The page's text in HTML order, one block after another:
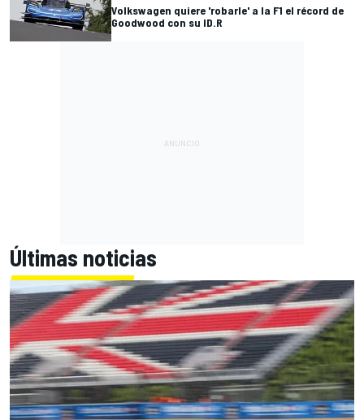
Volkswagen quiere 'robarle' a la F1 el récord de
Goodwood con su ID.R
Últimas noticias